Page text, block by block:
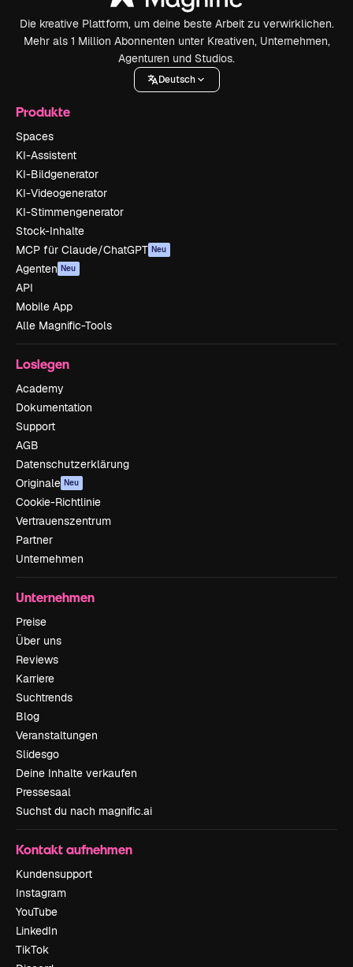
Die kreative Plattform, um deine beste Arbeit zu verwirklichen.
Mehr als 1 Million Abonnenten unter Kreativen, Unternehmen,
Agenturen und Studios.
Deutsch
Produkte
Spaces
KI-Assistent
KI-Bildgenerator
KI-Videogenerator
KI-Stimmengenerator
Stock-Inhalte
MCP für Claude/ChatGPT Neu
Agenten Neu
API
Mobile App
Alle Magnific-Tools
Loslegen
Academy
Dokumentation
Support
AGB
Datenschutzerklärung
Originale Neu
Cookie-Richtlinie
Vertrauenszentrum
Partner
Unternehmen
Unternehmen
Preise
Über uns
Reviews
Karriere
Suchtrends
Blog
Veranstaltungen
Slidesgo
Deine Inhalte verkaufen
Pressesaal
Suchst du nach magnific.ai
Kontakt aufnehmen
Kundensupport
Instagram
YouTube
LinkedIn
TikTok